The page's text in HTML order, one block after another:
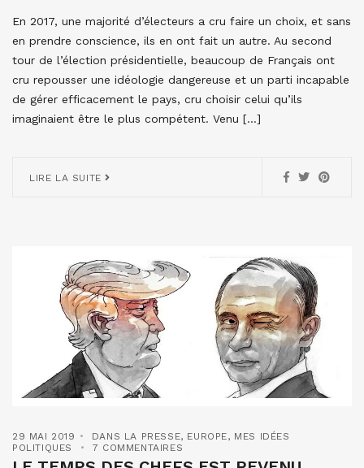
En 2017, une majorité d’électeurs a cru faire un choix, et sans
en prendre conscience, ils en ont fait un autre. Au second
tour de l’élection présidentielle, beaucoup de Français ont
cru repousser une idéologie dangereuse et un parti incapable
de gérer efficacement le pays, cru choisir celui qu’ils
imaginaient être le plus compétent. Venu […]
LIRE LA SUITE
29 MAI 2019 DANS LA PRESSE, EUROPE, MES IDÉES
POLITIQUES
7 COMMENTAIRES